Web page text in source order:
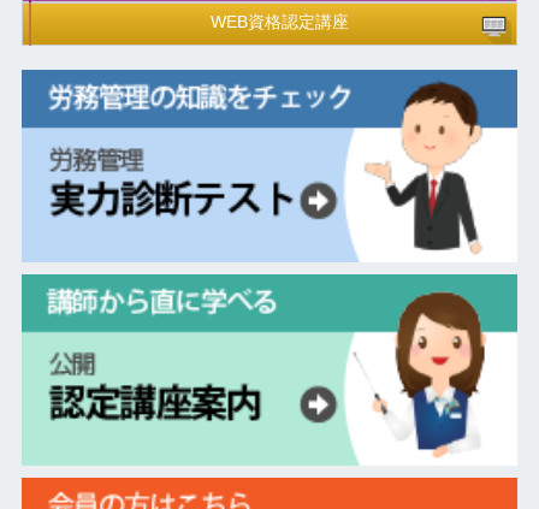
WEB資格認定講座